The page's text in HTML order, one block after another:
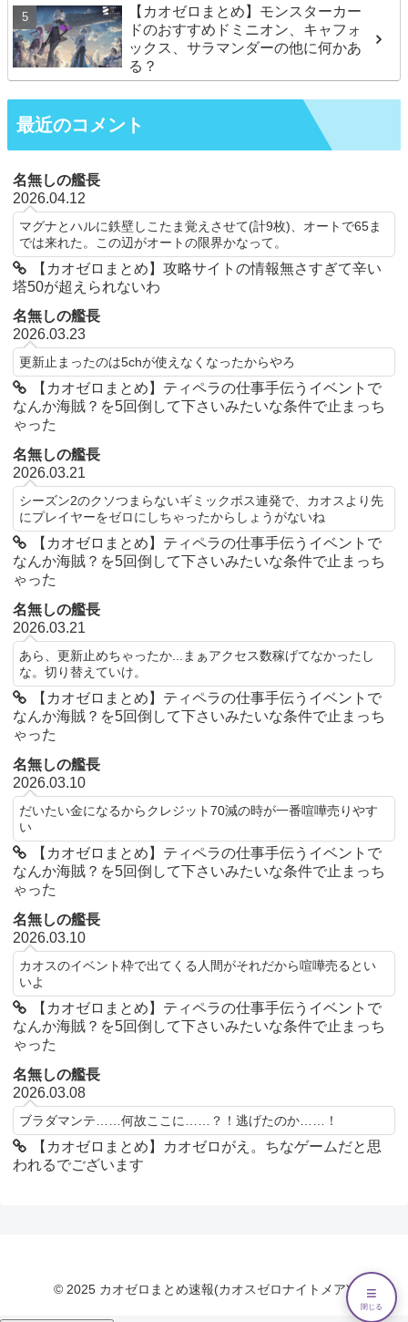
【カオゼロまとめ】モンスターカー
ドのおすすめドミニオン、キャフォ
ックス、サラマンダーの他に何かあ
る？
最近のコメント
名無しの艦長
2026.04.12
マグナとハルに鉄壁しこたま覚えさせて(計9枚)、オートで65ま
では来れた。この辺がオートの限界かなって。
【カオゼロまとめ】攻略サイトの情報無さすぎて辛い
塔50が超えられないわ
名無しの艦長
2026.03.23
更新止まったのは5chが使えなくなったからやろ
【カオゼロまとめ】ティペラの仕事手伝うイベントで
なんか海賊？を5回倒して下さいみたいな条件で止まっち
ゃった
名無しの艦長
2026.03.21
シーズン2のクソつまらないギミックボス連発で、カオスより先
にプレイヤーをゼロにしちゃったからしょうがないね
【カオゼロまとめ】ティペラの仕事手伝うイベントで
なんか海賊？を5回倒して下さいみたいな条件で止まっち
ゃった
名無しの艦長
2026.03.21
あら、更新止めちゃったか...まぁアクセス数稼げてなかったし
な。切り替えていけ。
【カオゼロまとめ】ティペラの仕事手伝うイベントで
なんか海賊？を5回倒して下さいみたいな条件で止まっち
ゃった
名無しの艦長
2026.03.10
だいたい金になるからクレジット70減の時が一番喧嘩売りやす
い
【カオゼロまとめ】ティペラの仕事手伝うイベントで
なんか海賊？を5回倒して下さいみたいな条件で止まっち
ゃった
名無しの艦長
2026.03.10
カオスのイベント枠で出てくる人間がそれだから喧嘩売るとい
いよ
【カオゼロまとめ】ティペラの仕事手伝うイベントで
なんか海賊？を5回倒して下さいみたいな条件で止まっち
ゃった
名無しの艦長
2026.03.08
ブラダマンテ……何故ここに……？！逃げたのか……！
【カオゼロまとめ】カオゼロがえ。ちなゲームだと思
われるでございます
© 2025 カオゼロまとめ速報(カオスゼロナイトメア). ≡
閉じる